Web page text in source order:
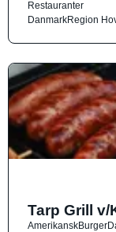
Restauranter
DanmarkRegion
Tarp Grill v/
AmerikanskBurger